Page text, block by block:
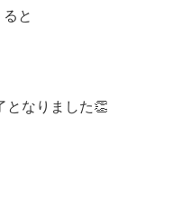
と
となりました👏